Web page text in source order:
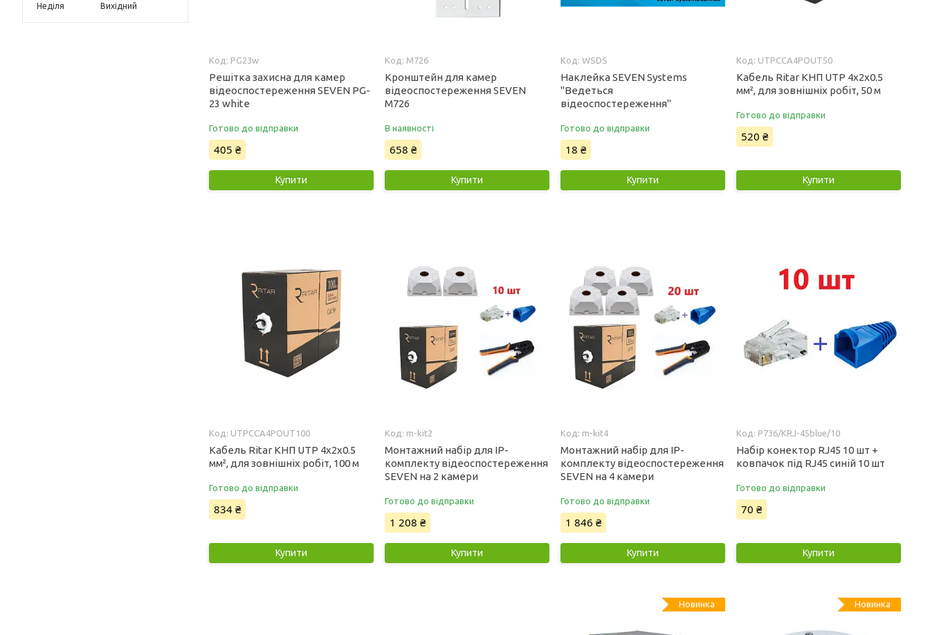
Неділя
Вихідний
PG23w
Решітка захисна для камер
відеоспостереження SEVEN PG-
23 white
Готово до відправки
405 ₴
Купити
M726
Кронштейн для камер
відеоспостереження SEVEN
M726
В наявності
658 ₴
Купити
WSDS
Наклейка SEVEN Systems
"Ведеться
відеоспостереження"
Готово до відправки
18 ₴
Купити
UTPCCA4POUT50
Кабель Ritar КНП UTP 4x2x0.5
мм², для зовнішніх робіт, 50 м
Готово до відправки
520 ₴
Купити
UTPCCA4POUT100
Кабель Ritar КНП UTP 4x2x0.5
мм², для зовнішніх робіт, 100 м
Готово до відправки
834 ₴
Купити
m-kit2
Монтажний набір для IP-
комплекту відеоспостереження
SEVEN на 2 камери
Готово до відправки
1 208 ₴
Купити
m-kit4
Монтажний набір для IP-
комплекту відеоспостереження
SEVEN на 4 камери
Готово до відправки
1 846 ₴
Купити
P736/KRJ-45blue/10
Набір конектор RJ45 10 шт +
ковпачок під RJ45 синій 10 шт
Готово до відправки
70 ₴
Купити
Новинка Новинка